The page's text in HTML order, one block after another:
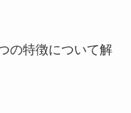
の特徴について解